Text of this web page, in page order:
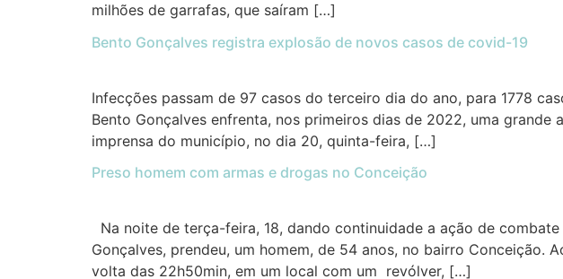
milhões de garrafas, que saíram […]
Bento Gonçalves registra explosão de novos casos de covid-19
Infecções passam de 97 casos do terceiro dia do ano, para 1778
Bento Gonçalves enfrenta, nos primeiros dias de 2022, uma
imprensa do município, no dia 20, quinta-feira, […]
Preso homem com armas e drogas no Conceição
Na noite de terça-feira, 18, dando continuidade a ação de
Gonçalves, prendeu, um homem, de 54 anos, no bairro
volta das 22h50min, em um local com um revólver, […]